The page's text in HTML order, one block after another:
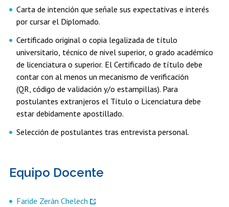
Carta de intención que señale sus expectativas e interés
por cursar el Diplomado.
Certificado original o copia legalizada de título
universitario, técnico de nivel superior, o grado académico
de licenciatura o superior. El Certificado de título debe
contar con al menos un mecanismo de verificación
(QR, código de validación y/o estampillas). Para
postulantes extranjeros el Título o Licenciatura debe
estar debidamente apostillado.
Selección de postulantes tras entrevista personal.
Equipo Docente
Faride Zerán Chelech